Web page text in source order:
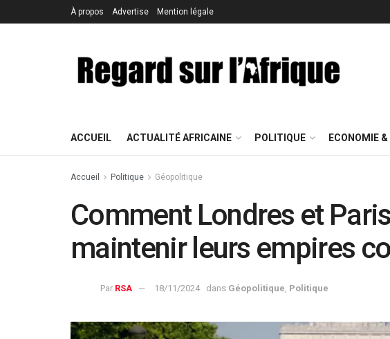
À propos Advertise Mention légale
ACCUEIL ACTUALITÉ AFRICAINE POLITIQUE ECONOMIE
Accueil Politique Géopolitique
Comment Londres et
maintenir leurs empires
Par RSA 18/11/2024 dans Géopolitique Politique